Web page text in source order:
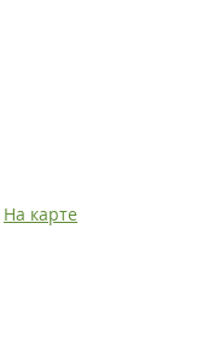
На карте